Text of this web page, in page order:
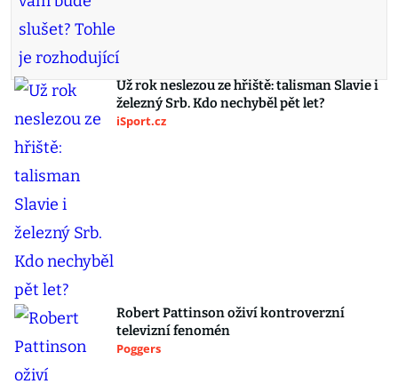
Už rok neslezou ze hřiště: talisman Slavie i
železný Srb. Kdo nechyběl pět let?
iSport.cz
Robert Pattinson oživí kontroverzní
televizní fenomén
Poggers